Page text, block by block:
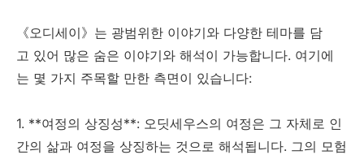
《오디세이》는 광범위한 이야기와 다양한 테마를 담
고 있어 많은 숨은 이야기와 해석이 가능합니다. 여기에
는 몇 가지 주목할 만한 측면이 있습니다:
1. **여정의 상징성**: 오딧세우스의 여정은 그 자체로 인
간의 삶과 여정을 상징하는 것으로 해석됩니다. 그의 모험